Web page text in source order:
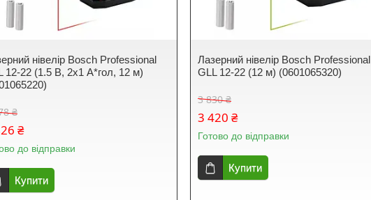
нівелір Bosch Professional
12-22 (1.5 В, 2х1 А*гол, 12 м)
₴
₴
до відправки
Купити
Лазерний нівелір Bosch Professional
GLL 12-22 (12 м) (0601065320)
3 830 ₴
3 420 ₴
Готово до відправки
Купити